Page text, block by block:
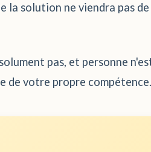
la solution ne viendra pas
pas, et personne
de votre propre compétence.